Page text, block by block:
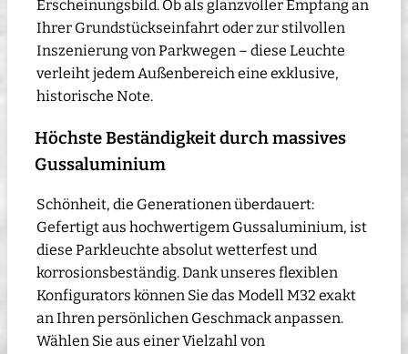
Erscheinungsbild. Ob als glanzvoller Empfang an
Ihrer Grundstückseinfahrt oder zur stilvollen
Inszenierung von Parkwegen – diese Leuchte
verleiht jedem Außenbereich eine exklusive,
historische Note.
Höchste Beständigkeit durch massives
Gussaluminium
Schönheit, die Generationen überdauert:
Gefertigt aus hochwertigem Gussaluminium, ist
diese Parkleuchte absolut wetterfest und
korrosionsbeständig. Dank unseres flexiblen
Konfigurators können Sie das Modell M32 exakt
an Ihren persönlichen Geschmack anpassen.
Wählen Sie aus einer Vielzahl von